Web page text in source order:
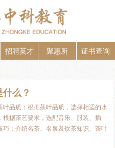
招聘英才 聚惠所 证书查询
么？
品质；根据茶叶品质，选择相适的水
据茶艺要求，选配音乐、服装、插
；介绍名茶、名泉及饮茶知识、茶叶